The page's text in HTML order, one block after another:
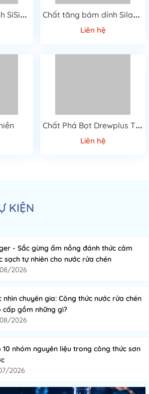
C
hất tăng bám dính SiSiB PC 3100 C
hất tăng bám dính Silane KH-570
Liên hệ
C
hất Phá Bọt Drewplus T-4507A Cao Cấp
Liên hệ
KIỆN
- Sắc gừng ấm nồng đánh thức cảm
sạch tự nhiên cho nước rửa chén
2026
nhìn chuyên gia: Công thức nước rửa chén
cấp gồm những gì?
2026
10 nhóm nguyên liệu trong công thức sơn
2026